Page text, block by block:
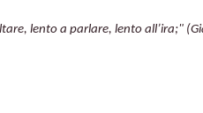
lento a parlare, lento all’ira;"